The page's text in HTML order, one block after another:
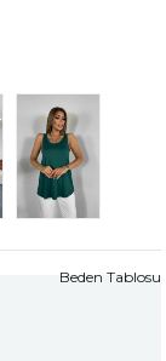
Beden Tablosu